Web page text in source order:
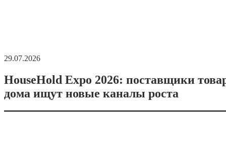
29.07.2026
HouseHold Expo 2026: поставщики
дома ищут новые каналы роста